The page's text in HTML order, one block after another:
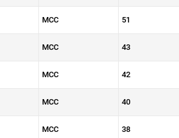
MCC 51
MCC 43
MCC 42
MCC 40
MCC 38